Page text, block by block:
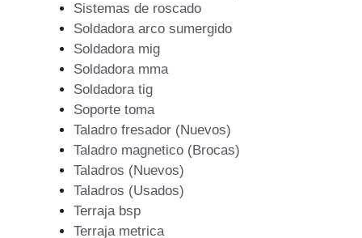
Sistemas de roscado
Soldadora arco sumergido
Soldadora mig
Soldadora mma
Soldadora tig
Soporte toma
Taladro fresador (Nuevos)
Taladro magnetico (Brocas)
Taladros (Nuevos)
Taladros (Usados)
Terraja bsp
Terraja metrica